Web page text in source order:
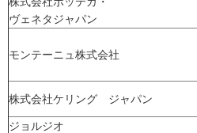
ヴェネタジャパン
モンテーニュ株式会社
株式会社ケリング ジャパン
ジョルジオ